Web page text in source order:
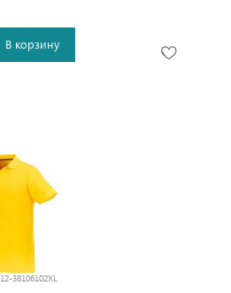
В корзину
12-38106102XL